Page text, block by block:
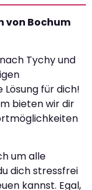
von Bochum
Tychy und
für dich!
bieten wir dir
um alle
dich stressfrei
kannst. Egal,